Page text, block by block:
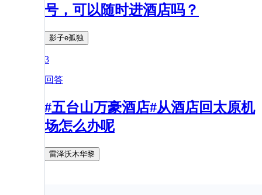
号，可以随时进酒店吗？
影子e孤独
3
回答
#五台山万豪酒店#从酒店回太原机
场怎么办呢
雷泽沃木华黎